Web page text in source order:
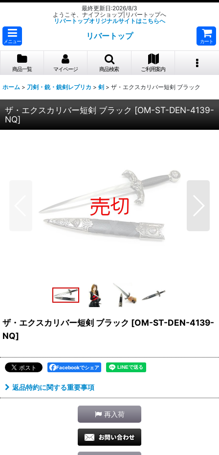
最終更新日:2026/8/3
ようこそ、ナイフショップ|リバートップへ
リバートップオリジナルサイトはこちらへ
メニュー
リバートップ
カート
商品一覧 マイページ 商品検索 ご利用案内
ホーム > 刀剣・銃・銃剣レプリカ > 剣 > ザ・エクスカリバー短剣 ブラック
ザ・エクスカリバー短剣 ブラック [OM-ST-DEN-4139-
NQ]
ザ・エクスカリバー短剣 ブラック [OM-ST-DEN-4139-
NQ]
Facebookでシェア
返品特約に関する重要事項
再入荷